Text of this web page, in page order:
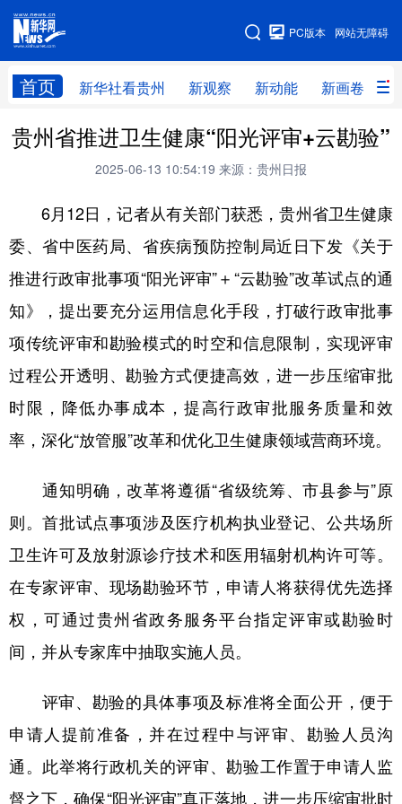
网站无障碍
PC版本
首页 新华社看贵州 新观察 新动能 新画卷
网站地图
新华社看贵州 新观察 新动能 新画卷
贵州领导 人事
专题 访谈 直播 视频
畅游贵州 数字贵州 律动贵州 健康贵州
光影贵州 部门之窗 县区直达 企业速递
融媒联播 贵阳 遵义 安顺
黔南 黔西南
辽宁 吉林 上海 江苏
浙江 安徽 福建 江西
山东 河南 湖北 湖南
广东 广西 海南
四川 贵州 云南 西藏
陕西 甘肃 青海 宁夏
新疆 内蒙古 黑龙江
贵州省推进卫生健康“阳光评审+云勘验”
2025-06-13 10:54:19 来源：贵州日报
6月12日，记者从有关部门获悉，贵州省卫生健康
委、省中医药局、省疾病预防控制局近日下发《关于
推进行政审批事项“阳光评审”＋“云勘验”改革试点的通
知》，提出要充分运用信息化手段，打破行政审批事
项传统评审和勘验模式的时空和信息限制，实现评审
过程公开透明、勘验方式便捷高效，进一步压缩审批
时限，降低办事成本，提高行政审批服务质量和效
率，深化“放管服”改革和优化卫生健康领域营商环境。
通知明确，改革将遵循“省级统筹、市县参与”原
则。首批试点事项涉及医疗机构执业登记、公共场所
卫生许可及放射源诊疗技术和医用辐射机构许可等。
在专家评审、现场勘验环节，申请人将获得优先选择
权，可通过贵州省政务服务平台指定评审或勘验时
间，并从专家库中抽取实施人员。
评审、勘验的具体事项及标准将全面公开，便于
申请人提前准备，并在过程中与评审、勘验人员沟
通。此举将行政机关的评审、勘验工作置于申请人监
督之下，确保“阳光评审”真正落地，进一步压缩审批时